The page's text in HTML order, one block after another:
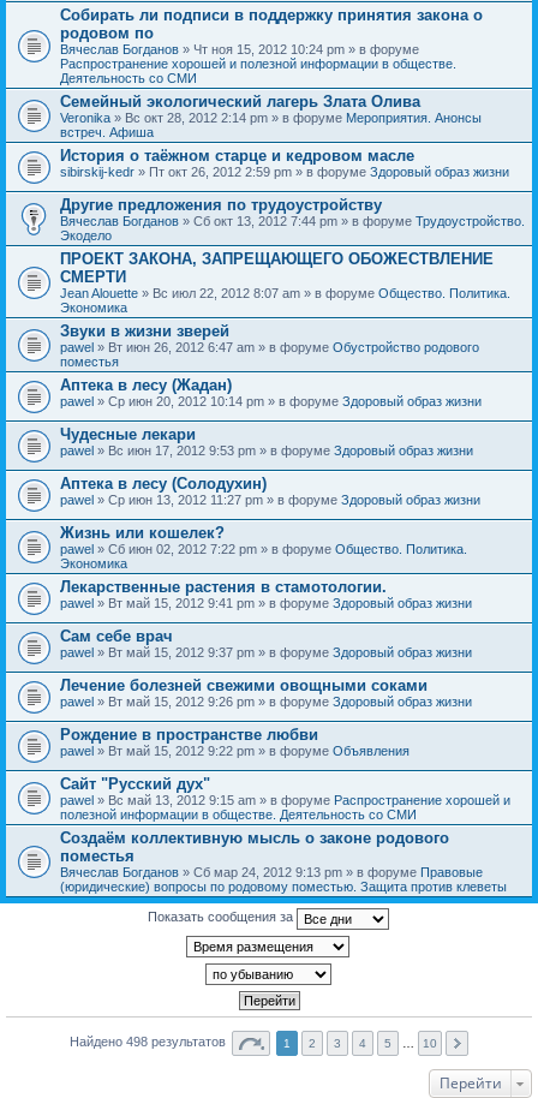
Собирать ли подписи в поддержку принятия закона о
родовом по
Вячеслав Богданов » Чт ноя 15, 2012 10:24 pm » в форуме
Распространение хорошей и полезной информации в обществе.
Деятельность со СМИ
Семейный экологический лагерь Злата Олива
Veronika » Вс окт 28, 2012 2:14 pm » в форуме Мероприятия. Анонсы
встреч. Афиша
История о таёжном старце и кедровом масле
sibirskij-kedr » Пт окт 26, 2012 2:59 pm » в форуме Здоровый образ жизни
Другие предложения по трудоустройству
Вячеслав Богданов » Сб окт 13, 2012 7:44 pm » в форуме Трудоустройство.
Экодело
ПРОЕКТ ЗАКОНА, ЗАПРЕЩАЮЩЕГО ОБОЖЕСТВЛЕНИЕ
СМЕРТИ
Jean Alouette » Вс июл 22, 2012 8:07 am » в форуме Общество. Политика.
Экономика
Звуки в жизни зверей
pawel » Вт июн 26, 2012 6:47 am » в форуме Обустройство родового
поместья
Аптека в лесу (Жадан)
pawel » Ср июн 20, 2012 10:14 pm » в форуме Здоровый образ жизни
Чудесные лекари
pawel » Вс июн 17, 2012 9:53 pm » в форуме Здоровый образ жизни
Аптека в лесу (Солодухин)
pawel » Ср июн 13, 2012 11:27 pm » в форуме Здоровый образ жизни
Жизнь или кошелек?
pawel » Сб июн 02, 2012 7:22 pm » в форуме Общество. Политика.
Экономика
Лекарственные растения в стамотологии.
pawel » Вт май 15, 2012 9:41 pm » в форуме Здоровый образ жизни
Сам себе врач
pawel » Вт май 15, 2012 9:37 pm » в форуме Здоровый образ жизни
Лечение болезней свежими овощными соками
pawel » Вт май 15, 2012 9:26 pm » в форуме Здоровый образ жизни
Рождение в пространстве любви
pawel » Вт май 15, 2012 9:22 pm » в форуме Объявления
Сайт "Русский дух"
pawel » Вс май 13, 2012 9:15 am » в форуме Распространение хорошей и
полезной информации в обществе. Деятельность со СМИ
Создаём коллективную мысль о законе родового
поместья
Вячеслав Богданов » Сб мар 24, 2012 9:13 pm » в форуме Правовые
(юридические) вопросы по родовому поместью. Защита против клеветы
Показать сообщения за
Найдено 498 результатов 1 2 3 4 5 10
Перейти